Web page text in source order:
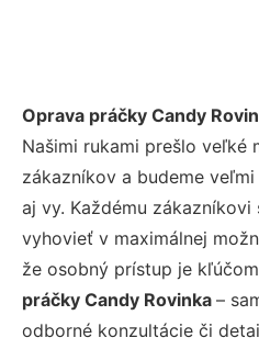
Oprava práčky Candy
Našimi rukami prešlo veľké
zákazníkov a budeme
aj vy. Každému
vyhovieť v maximálnej
že osobný prístup je
práčky Candy Rovinka –
odborné konzultácie či